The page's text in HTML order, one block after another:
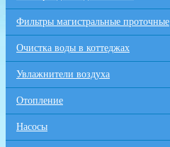
Фильтры магистральные проточные
Очистка воды в коттеджах
Увлажнители воздуха
Отопление
Насосы